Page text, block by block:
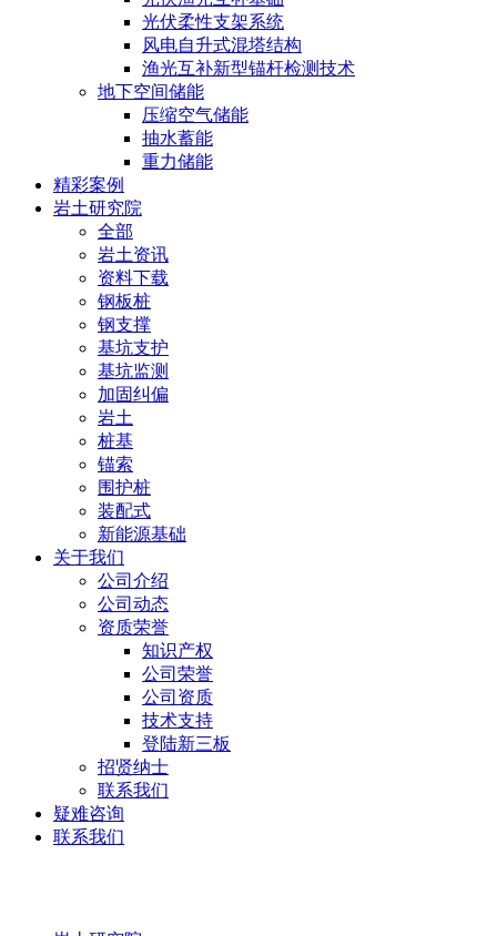
光伏柔性支架系统
风电自升式混塔结构
渔光互补新型锚杆检测技术
地下空间储能
压缩空气储能
抽水蓄能
重力储能
精彩案例
岩土研究院
全部
岩土资讯
资料下载
钢板桩
钢支撑
基坑支护
基坑监测
加固纠偏
岩土
桩基
锚索
围护桩
装配式
新能源基础
关于我们
公司介绍
公司动态
资质荣誉
知识产权
公司荣誉
公司资质
技术支持
登陆新三板
招贤纳士
联系我们
疑难咨询
联系我们